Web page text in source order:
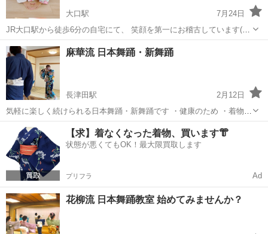
大口駅
7月24日
JR大口駅から徒歩6分の自宅にて、 笑顔を第一にお稽古しています(人
´_｀)♡ 楽しく踊って日本舞踊に触れ、それを通して日本文化に興味を
持っていただけます。 ☆3歳〜お子様には、相手を敬い思いやる和の
心を育てつつ、...
神奈川 横浜市 大口駅 日本舞踊 浴衣
麻華流 日本舞踊・新舞踊
長津田駅
2月12日
気軽に楽しく続けられる日本舞踊・新舞踊です ・健康のため ・着物を
着る機会を作りたい ・体を動かしたい ・日本の伝統文化に触れたい
・好きな曲で着物を着て踊ってみたい ・お子様に習わせたい など、ど
んな理由でも構いません！...
神奈川 長津田駅 日本舞踊 浴衣
【求】着なくなった着物、買います👘
状態が悪くてもOK！最大限買取します
プリフラ Ad
花柳流 日本舞踊教室 始めてみませんか？